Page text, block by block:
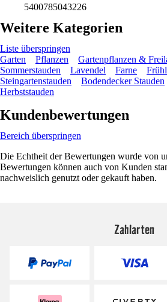
5400785043226
Weitere Kategorien
Liste überspringen
Garten
Pflanzen Gartenpflanzen &
Sommerstauden
Lavendel Farne
Steingartenstauden
Bodendecker Stauden
Herbststauden
Kundenbewertungen
Bereich überspringen
Die Echtheit der Bewertungen wurde von
Bewertungen können auch von Kunden
nachweislich genutzt oder gekauft haben.
Zahlarten